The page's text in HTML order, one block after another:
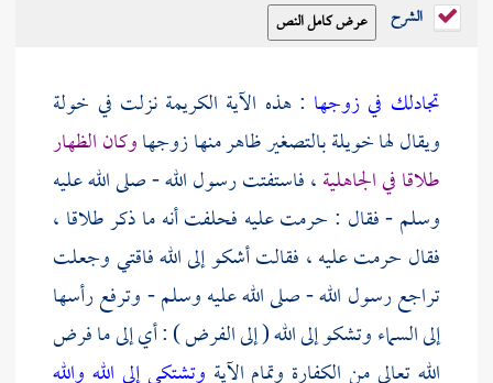
الشرح
تجادلك في زوجها : هذه الآية الكريمة نزلت في خولة
ويقال لهاخويلةبالتصغير ظاهر منها زوجهاوكان الظهار
طلاقا في الجاهلية، فاستفتت رسول الله - صلى الله عليه
وسلم - فقال : حرمت عليه فحلفت أنه ما ذكر طلاقا ،
فقال حرمت عليه ، فقالت أشكو إلى الله فاقتي وجعلت
تراجع رسول الله - صلى الله عليه وسلم - وترفع رأسها
إلى السماء وتشكو إلى الله ( إلى الفرض ) : أي إلى ما فرض
الله تعالى من الكفارة وتمام الآية وتشتكي إلى الله والله